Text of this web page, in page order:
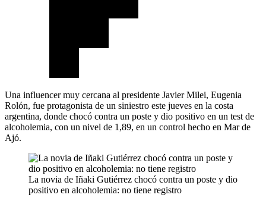
Una influencer muy cercana al presidente Javier Milei, Eugenia
Rolón, fue protagonista de un siniestro este jueves en la costa
argentina, donde chocó contra un poste y dio positivo en un test de
alcoholemia, con un nivel de 1,89, en un control hecho en Mar de
Ajó.
La novia de Iñaki Gutiérrez chocó contra un poste y dio
positivo en alcoholemia: no tiene registro